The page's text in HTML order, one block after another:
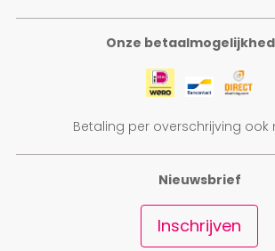
Onze
Betaling per overschrijving ook
Nieuwsbrief
Inschrijven